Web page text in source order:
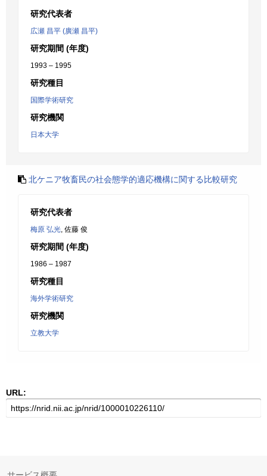
研究代表者
広瀬 昌平 (廣瀬 昌平)
研究期間 (年度)
1993 – 1995
研究種目
国際学術研究
研究機関
日本大学
北ケニア牧畜民の社会態学的適応機構に関する比較研究
研究代表者
梅原 弘光, 佐藤 俊
研究期間 (年度)
1986 – 1987
研究種目
海外学術研究
研究機関
立教大学
URL: